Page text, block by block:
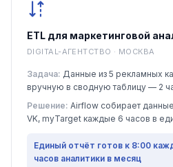
ETL для маркетинговой
DIGITAL-АГЕНТСТВО · МОСКВА
Задача: Данные из 5 рекламных
вручную в сводную таблицу — 2
Решение: Airflow собирает
VK, myTarget каждые 6 часов в
Единый отчёт готов к 8:00
часов аналитики в месяц